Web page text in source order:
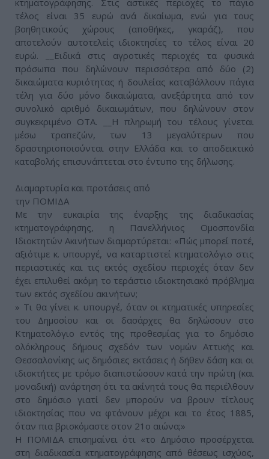
κτηματογράφησης. Στις αστικές περιοχές το πάγιο
τέλος είναι 35 ευρώ ανά δικαίωμα, ενώ για τους
βοηθητικούς χώρους (αποθήκες, γκαράζ), που
αποτελούν αυτοτελείς ιδιοκτησίες το τέλος είναι 20
ευρώ. __Ειδικά στις αγροτικές περιοχές τα φυσικά
πρόσωπα που δηλώνουν περισσότερα από δύο (2)
δικαιώματα κυριότητας ή δουλείας καταβάλλουν πάγια
τέλη για δύο μόνο δικαιώματα, ανεξάρτητα από τον
συνολικό αριθμό δικαιωμάτων, που δηλώνουν στον
συγκεκριμένο ΟΤΑ. __Η πληρωμή του τέλους γίνεται
μέσω τραπεζών, των 13 μεγαλύτερων που
δραστηριοποιούνται στην Ελλάδα και το αποδεικτικό
καταβολής επισυνάπτεται στο έντυπο της δήλωσης.
Διαμαρτυρία και προτάσεις από
την ΠΟΜΙΔΑ
Με την ευκαιρία της έναρξης της διαδικασίας
κτηματογράφησης, η Πανελλήνιος Ομοσπονδία
Ιδιοκτητών Ακινήτων διαμαρτύρεται: «Πώς μπορεί ποτέ,
αξιότιμε κ. υπουργέ, να καταρτιστεί κτηματολόγιο στις
περιαστικές και τις εκτός σχεδίου περιοχές όταν δεν
έχει επιλυθεί ακόμη το τεράστιο ιδιοκτησιακό πρόβλημα
των εκτός σχεδίου ακινήτων;
» Τι θα γίνει κ. υπουργέ, όταν οι κτηματικές υπηρεσίες
του Δημοσίου και οι δασάρχες θα δηλώσουν στο
Κτηματολόγιο εντός της προθεσμίας για το δημόσιο
ολόκληρους δήμους σχεδόν των νομών Αττικής και
Θεσσαλονίκης ως δημόσιες εκτάσεις ή δήθεν δάση και οι
ιδιοκτήτες με τρόμο διαπιστώσουν κατά την πρώτη (και
μοναδική) ανάρτηση ότι τα ακίνητά τους θα περιέλθουν
στο δημόσιο γιατί δεν μπορούν να βρουν τίτλους
ιδιοκτησίας που να φτάνουν μέχρι και το έτος 1885,
όταν πια βρισκόμαστε στον 21ο αιώνα;»
Η ΠΟΜΙΔΑ επισημαίνει ότι «το Δημόσιο προσέρχεται
στη διαδικασία κτηματογράφησης από θέσεως ισχύος,